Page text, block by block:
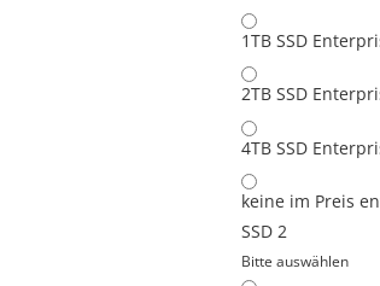
1TB SSD
2TB SSD
4TB SSD
keine im Preis
SSD 2
Bitte auswählen